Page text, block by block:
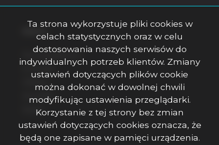
Strona główna
O firmie
Kontakt
Rodo
Ta strona wykorzystuje pliki cookies w
celach statystycznych oraz w celu
dostosowania naszych serwisów do
indywidualnych potrzeb klientów. Zmiany
ustawień dotyczących plików cookie
można dokonać w dowolnej chwili
modyfikując ustawienia przeglądarki.
Korzystanie z tej strony bez zmian
ustawień dotyczących cookies oznacza, że
będą one zapisane w pamięci urządzenia.